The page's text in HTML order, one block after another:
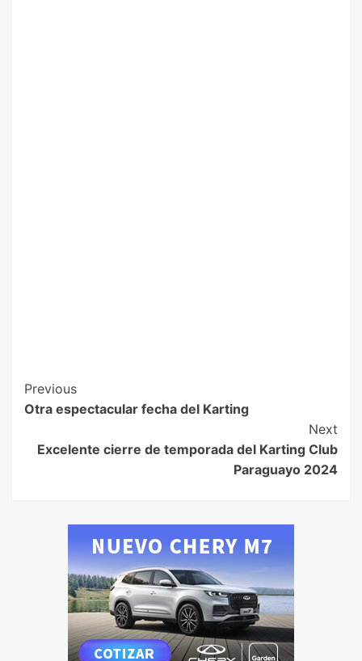
Previous
Otra espectacular fecha del Karting
Next
Excelente cierre de temporada del Karting Club
Paraguayo 2024